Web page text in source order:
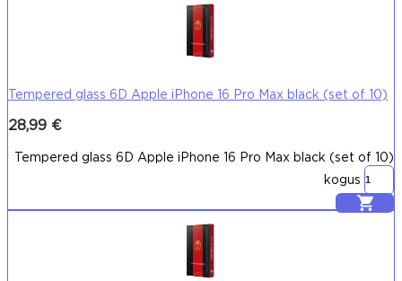
Tempered glass 6D Apple iPhone 16 Pro Max black (set of 10)
28,99 €
Tempered glass 6D Apple iPhone 16 Pro Max black (set of 10)
kogus
Lisa korvi